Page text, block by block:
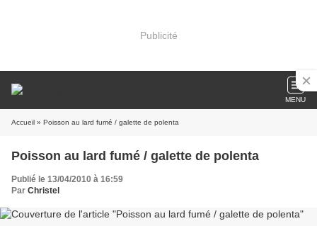
Publicité
MENU
Accueil » Poisson au lard fumé / galette de polenta
Poisson au lard fumé / galette de polenta
Publié le 13/04/2010 à 16:59
Par Christel